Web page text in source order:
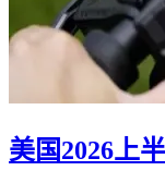
美国2026上